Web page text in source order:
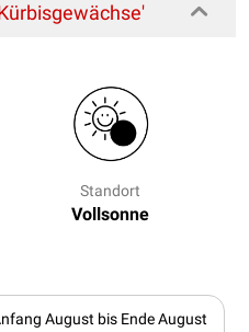
Standort
Vollsonne
August bis Ende August